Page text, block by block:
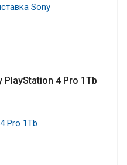
PlayStation 4 Pro 1Tb